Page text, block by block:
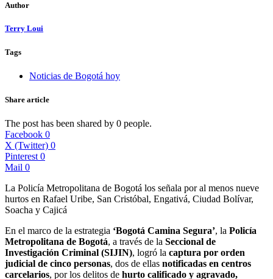
Author
Terry Loui
Tags
Noticias de Bogotá hoy
Share article
The post has been shared by 0 people.
Facebook 0
X (Twitter) 0
Pinterest 0
Mail 0
La Policía Metropolitana de Bogotá los señala por al menos nueve
hurtos en Rafael Uribe, San Cristóbal, Engativá, Ciudad Bolívar,
Soacha y Cajicá
En el marco de la estrategia ‘Bogotá Camina Segura’, la Policía
Metropolitana de Bogotá, a través de la Seccional de
Investigación Criminal (SIJIN), logró la captura por orden
judicial de cinco personas, dos de ellas notificadas en centros
carcelarios, por los delitos de hurto calificado y agravado,